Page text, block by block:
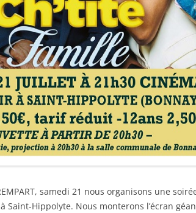
samedi 21 nous organisons une
Saint-Hippolyte. Nous monterons l’écran